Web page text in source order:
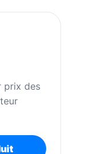
prix des